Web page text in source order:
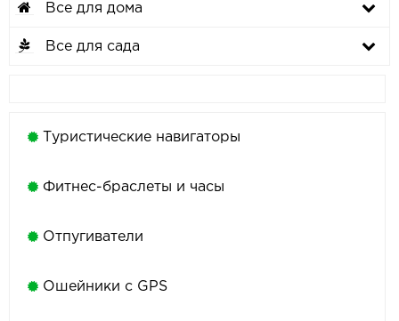
Все для дома
Все для сада
Туристические навигаторы
Фитнес-браслеты и часы
Отпугиватели
Ошейники с GPS